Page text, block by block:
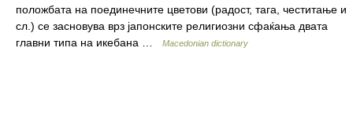
положбата на поединечните цветови (радост, тага, честитање и
сл.) се засновува врз јапонските религиозни сфаќања двата
главни типа на икебана …
Macedonian dictionary